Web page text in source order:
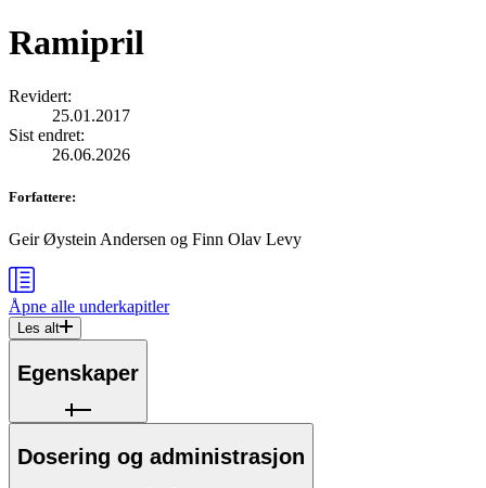
Ramipril
Revidert:
25.01.2017
Sist endret:
26.06.2026
Forfattere:
Geir Øystein Andersen og Finn Olav Levy
Åpne alle underkapitler
Les alt
Egenskaper
Dosering og administrasjon